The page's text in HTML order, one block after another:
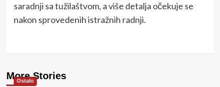
saradnji sa tužilaštvom, a više detalja očekuje se
nakon sprovedenih istražnih radnji.
More Stories
Ostalo